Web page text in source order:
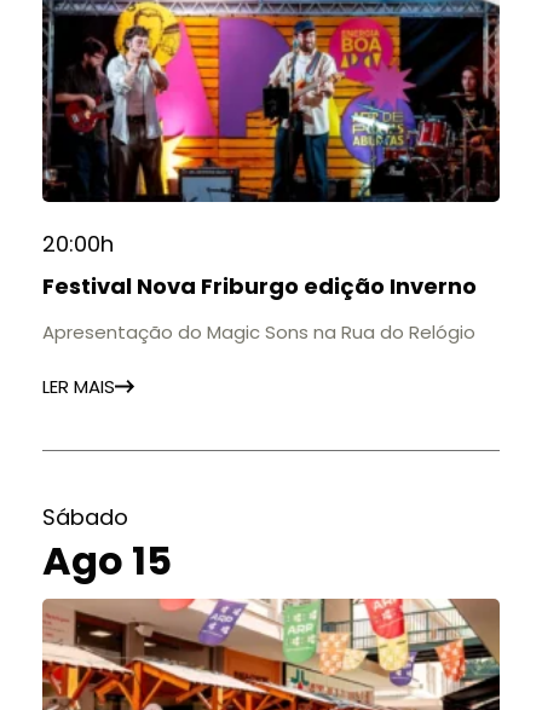
20:00h
Festival Nova Friburgo edição Inverno
Apresentação do Magic Sons na Rua do Relógio
LER MAIS
Sábado
Ago 15